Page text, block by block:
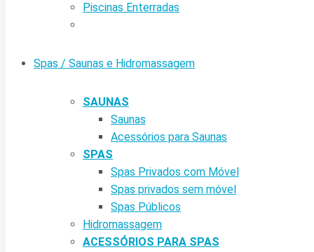
Piscinas Enterradas
Spas / Saunas e Hidromassagem
SAUNAS
Saunas
Acessórios para Saunas
SPAS
Spas Privados com Móvel
Spas privados sem móvel
Spas Públicos
Hidromassagem
ACESSÓRIOS PARA SPAS